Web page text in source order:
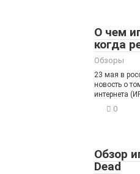
О чем
когда
Обзоры
23 мая в
новость о
интернета
0
Обзор
Dead